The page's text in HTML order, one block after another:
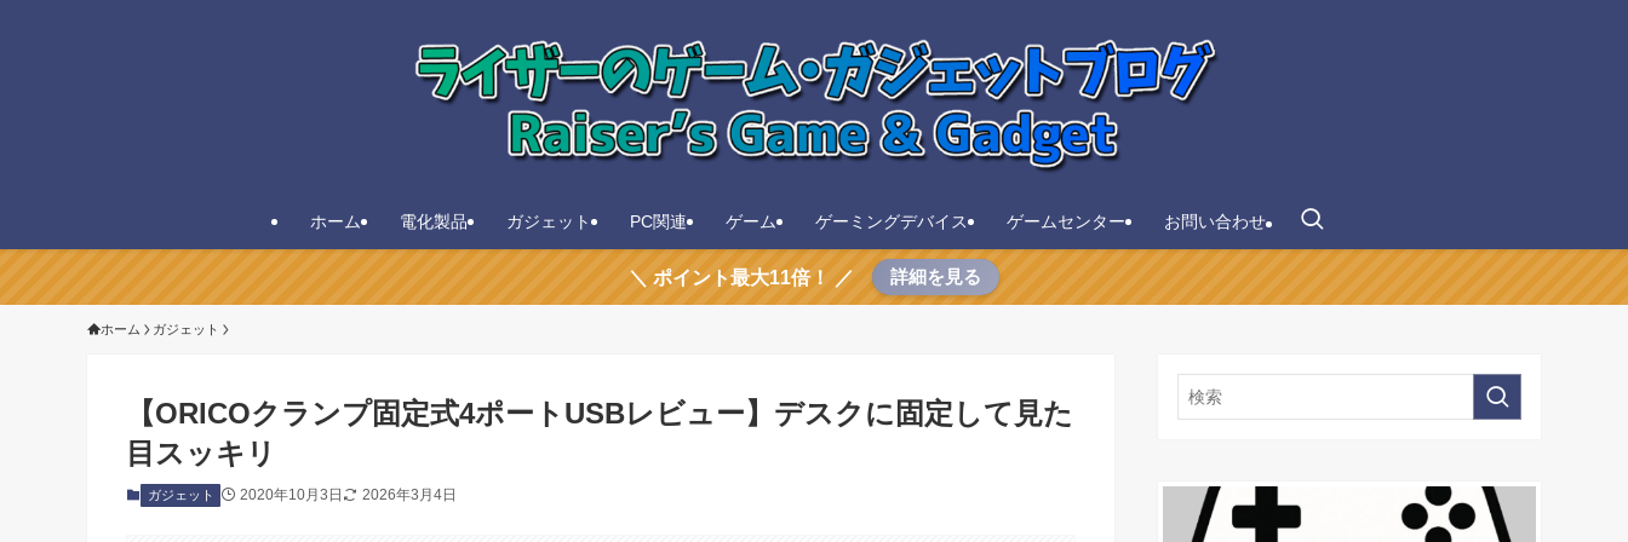
ホーム 電化製品 ガジェット PC関連 ゲーム ゲーミングデバイス ゲームセンター お問い合わせ
＼ ポイント最大11倍！ ／ 詳細を見る
ホーム ガジェット
【ORICOクランプ固定式4ポートUSBレビュー】デスクに固定して見た
目スッキリ
ガジェット 2020年10月3日 2026年3月4日